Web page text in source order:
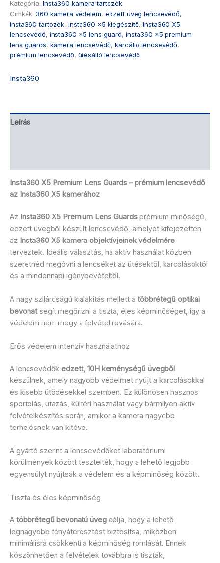
Kategória: Insta360 kamera tartozék
Címkék: 360 kamera védelem, edzett üveg lencsevédő,
Insta360 tartozék, insta360 x5 kiegészítő, Insta360 X5
lencsevédő, insta360 x5 lens guard, insta360 x5 premium
lens guards, kamera lencsevédő, karcálló lencsevédő,
prémium lencsevédő, ütésálló lencsevédő
Insta360
Leírás
Insta360 X5 Premium Lens Guards – prémium lencsevédő
az Insta360 X5 kamerához
Az Insta360 X5 Premium Lens Guards prémium minőségű,
edzett üvegből készült lencsevédő, amelyet kifejezetten
az Insta360 X5 kamera objektívjeinek védelmére
terveztek. Ideális választás, ha aktív használat közben
szeretnéd megóvni a lencséket az ütésektől, karcolásoktól
és a mindennapi igénybevételtől.
A nagy szilárdságú kialakítás mellett a többrétegű optikai
bevonatsegít megőrizni a tiszta, éles képminőséget, így a
védelem nem megy a felvétel rovására.
Erős védelem intenzív használathoz
A lencsevédők edzett, 10H keménységű üvegből
készülnek, amely nagyobb védelmet nyújt a karcolásokkal
és kisebb ütődésekkel szemben. Ez különösen hasznos
sportolás, utazás, kültéri használat vagy bármilyen aktív
felvételkészítés során, amikor a kamera nagyobb
terhelésnek van kitéve.
A gyártó szerint a lencsevédőket laboratóriumi
körülmények között tesztelték, hogy a lehető legjobb
egyensúlyt nyújtsák a védelem és a képminőség között.
Tiszta és éles képminőség
A többrétegű bevonatú üveg célja, hogy a lehető
legnagyobb fényáteresztést biztosítsa, miközben
minimálisra csökkenti a képminőség romlását. Ennek
köszönhetően a felvételek továbbra is tiszták,